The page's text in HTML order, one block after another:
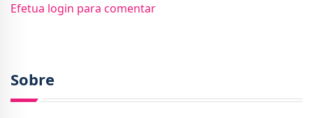
Efetua login para comentar
Sobre